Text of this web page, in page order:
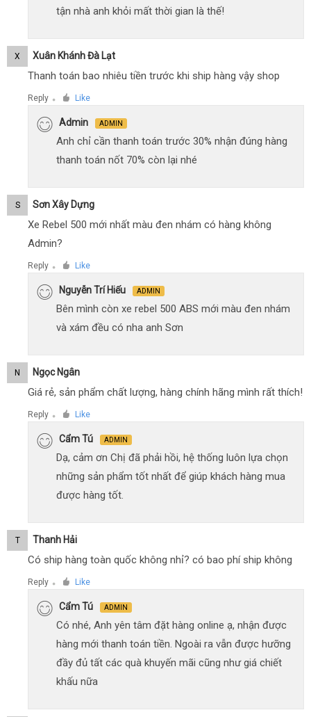
tận nhà anh khỏi mất thời gian là thế!
X Xuân Khánh Đà Lạt
Thanh toán bao nhiêu tiền trước khi ship hàng vậy shop
Reply ● Like
Admin ADMIN
Anh chỉ cần thanh toán trước 30% nhận đúng hàng
thanh toán nốt 70% còn lại nhé
S Sơn Xây Dựng
Xe Rebel 500 mới nhất màu đen nhám có hàng không
Admin?
Reply ● Like
Nguyễn Trí Hiếu ADMIN
Bên mình còn xe rebel 500 ABS mới màu đen nhám
và xám đều có nha anh Sơn
N Ngọc Ngân
Giá rẻ, sản phẩm chất lượng, hàng chính hãng mình rất thích!
Reply ● Like
Cẩm Tú ADMIN
Dạ, cảm ơn Chị đã phải hồi, hệ thống luôn lựa chọn
những sản phẩm tốt nhất để giúp khách hàng mua
được hàng tốt.
T Thanh Hải
Có ship hàng toàn quốc không nhỉ? có bao phí ship không
Reply ● Like
Cẩm Tú ADMIN
Có nhé, Anh yên tâm đặt hàng online ạ, nhận được
hàng mới thanh toán tiền. Ngoài ra vẫn được hưỡng
đầy đủ tất các quà khuyến mãi cũng như giá chiết
khấu nữa